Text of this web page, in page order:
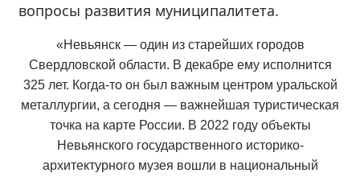
вопросы развития муниципалитета.
«Невьянск — один из старейших городов
Свердловской области. В декабре ему исполнится
325 лет. Когда-то он был важным центром уральской
металлургии, а сегодня — важнейшая туристическая
точка на карте России. В 2022 году объекты
Невьянского государственного историко-
архитектурного музея вошли в национальный